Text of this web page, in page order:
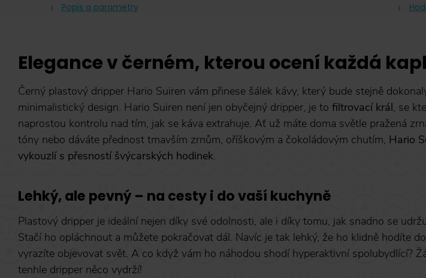
Popis a parametry
Elegance v černém, kterou ocení každá
Černý plastový dripper Hario Suiren vám přinese šálek kávy, který bude stejně
minimalistický design. Hario Suiren není jen obyčejný dripper, je to filtrovací král, se
naprostou kontrolu nad tím, jak se káva extrahuje. Ať už máte doma světle pražená
tóny nebo dáváte přednost tmavším zrnům, oříškovým a čokoládovým chutím, Hario
vykouzlí s přesností švýcarských hodinek.
Lehký, ale pevný – na cesty i do vaší kuchyně
Plastový dripper je ideální nejen díky své odolnosti, ale i díky tomu, jak snadno se
Stačí ho opláchnout a můžete pokračovat dál. Navíc je tak lehký, že ho klidně hodíte
vyrazíte objevovat svět. A co když vám ho náhodou shodí hyperaktivní spolubydlící?
tenhle dripper něco vydrží!